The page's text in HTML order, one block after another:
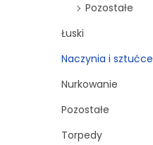
Pozostałe
Łuski
Naczynia i sztućce
Nurkowanie
Pozostałe
Torpedy